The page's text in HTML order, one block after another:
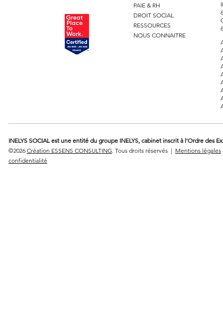
PAIE & RH
DROIT SOCIAL
RESSOURCES
NOUS CONNAITRE
INELYS SOCIAL est une entité du groupe INELYS, cabinet inscrit à l’Ordre des
©2026 Création ESSENS CONSULTING. Tous droits réservés | Mentions légales
confidentialité